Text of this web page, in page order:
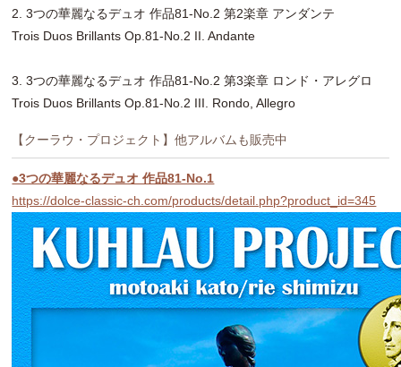
2. 3つの華麗なるデュオ 作品81-No.2 第2楽章 アンダンテ
Trois Duos Brillants Op.81-No.2 II. Andante
3. 3つの華麗なるデュオ 作品81-No.2 第3楽章 ロンド・アレグロ
Trois Duos Brillants Op.81-No.2 III. Rondo, Allegro
【クーラウ・プロジェクト】他アルバムも販売中
●3つの華麗なるデュオ 作品81-No.1
https://dolce-classic-ch.com/products/detail.php?product_id=345